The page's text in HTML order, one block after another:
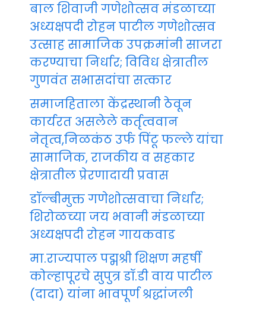
बाल शिवाजी गणेशोत्सव मंडळाच्या
अध्यक्षपदी रोहन पाटील गणेशोत्सव
उत्साह सामाजिक उपक्रमांनी साजरा
करण्याचा निर्धार; विविध क्षेत्रातील
गुणवंत सभासदांचा सत्कार
समाजहिताला केंद्रस्थानी ठेवून
कार्यरत असलेले कर्तृत्ववान
नेतृत्व,निळकंठ उर्फ पिंटू फल्ले यांचा
सामाजिक, राजकीय व सहकार
क्षेत्रातील प्रेरणादायी प्रवास
डॉल्बीमुक्त गणेशोत्सवाचा निर्धार;
शिरोळच्या जय भवानी मंडळाच्या
अध्यक्षपदी रोहन गायकवाड
मा.राज्यपाल पद्मश्री शिक्षण महर्षी
कोल्हापूरचे सुपुत्र डॉ.डी वाय पाटील
(दादा) यांना भावपूर्ण श्रद्धांजली